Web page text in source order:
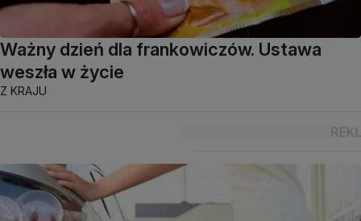
Ważny dzień dla frankowiczów. Ustawa
weszła w życie
Z KRAJU